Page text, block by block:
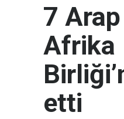
7
Afrika
etti